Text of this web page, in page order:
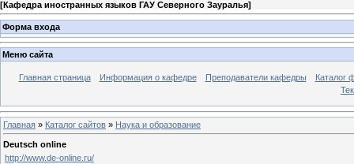
[Кафедра иностранных языков ГАУ Северного Зауралья]
Форма входа
Меню сайта
Главная страница Информация о кафедре Преподаватели кафедры
Каталог
Главная » Каталог сайтов » Наука и образование
Deutsch online
http://www.de-online.ru/